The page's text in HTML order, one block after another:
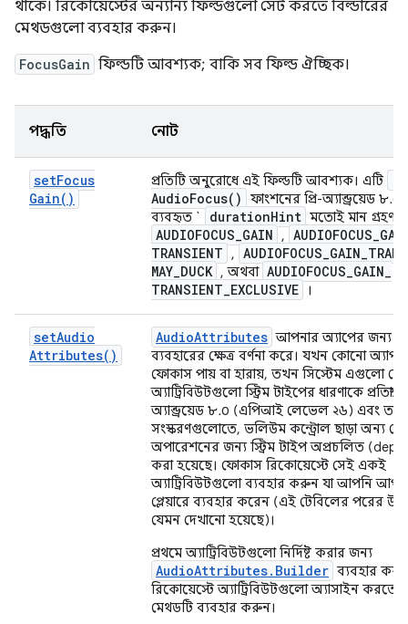
থাকে। রিকোয়েস্টের অন্যান্য ফিল্ডগুলো সেট করতে বিল্ডারের
মেথডগুলো ব্যবহার করুন।
FocusGain ফিল্ডটি আবশ্যক; বাকি সব ফিল্ড ঐচ্ছিক।
পদ্ধতি নোট
setFocus
Gain( )
প্রতিটি অনুরোধে এই ফিল্ডটি আবশ্যক। এটি
AudioFocus( )
ফাংশনের প্রি-অ্যান্ড্রয়েড ৮.০
ব্যবহৃত `
durationHint মতোই মান গ্রহণ
AUDIOFOCUS_GAIN , AUDIOFOCUS_
TRANSIENT
, AUDIOFOCUS_GAIN_
MAY_DUCK , অথবা AUDIOFOCUS_GAIN_
TRANSIENT_EXCLUSIVE ।
setAudio
Attributes( )
AudioAttributes আপনার অ্যাপের জন্য
ব্যবহারের ক্ষেত্র বর্ণনা করে। যখন কোনো অ্যাপ
ফোকাস পায় বা হারায়, তখন সিস্টেম এগুলো
অ্যাট্রিবিউটগুলো স্ট্রিম টাইপের ধারণাকে
অ্যান্ড্রয়েড ৮.০ (এপিআই লেভেল ২৬) এবং তার
সংস্করণগুলোতে, ভলিউম কন্ট্রোল ছাড়া অন্য
অপারেশনের জন্য স্ট্রিম টাইপ অপ্রচলিত
করা হয়েছে। ফোকাস রিকোয়েস্টে সেই একই
অ্যাট্রিবিউটগুলো ব্যবহার করুন যা আপনি
প্লেয়ারে ব্যবহার করেন (এই টেবিলের পরের
যেমন দেখানো হয়েছে)।
প্রথমে অ্যাট্রিবিউটগুলো নির্দিষ্ট করার জন্য
AudioAttributes.Builder ব্যবহার
রিকোয়েস্টে অ্যাট্রিবিউটগুলো অ্যাসাইন করতে
মেথডটি ব্যবহার করুন।